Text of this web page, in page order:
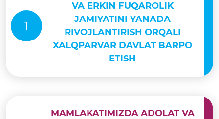
1
VA ERKIN FUQAROLIK
JAMIYATINI YANADA
RIVOJLANTIRISH ORQALI
XALQPARVAR DAVLAT BARPO
ETISH
MAMLAKATIMIZDA ADOLAT VA